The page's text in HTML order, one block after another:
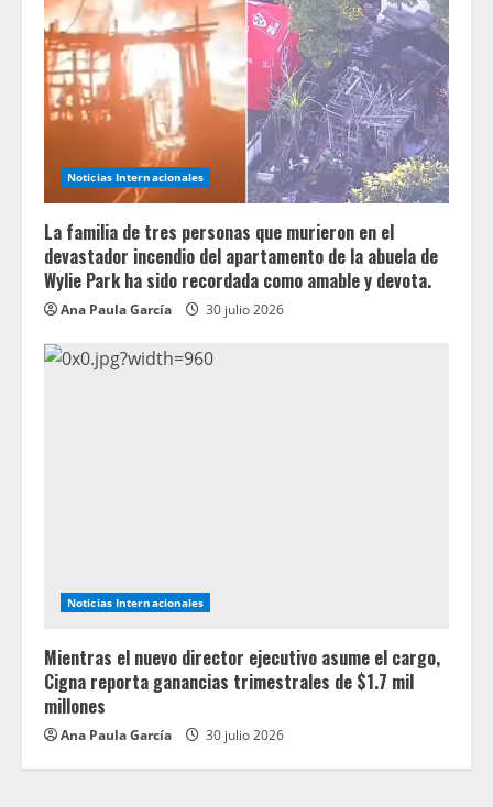
Noticias Internacionales
La familia de tres personas que murieron en el
devastador incendio del apartamento de la abuela de
Wylie Park ha sido recordada como amable y devota.
Ana Paula García 30 julio 2026
Noticias Internacionales
Mientras el nuevo director ejecutivo asume el cargo,
Cigna reporta ganancias trimestrales de $1.7 mil
millones
Ana Paula García 30 julio 2026